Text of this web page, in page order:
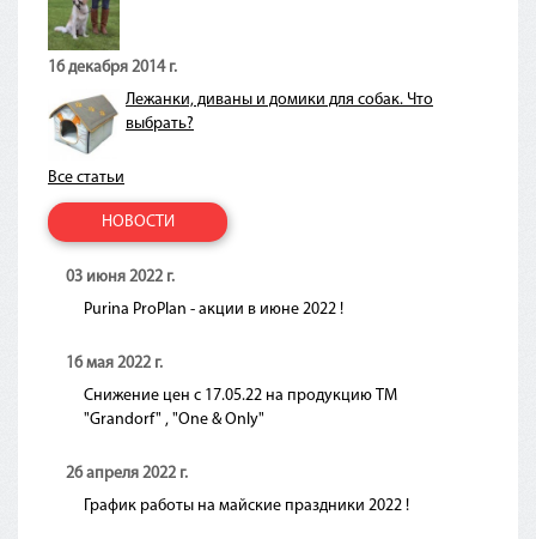
16 декабря 2014 г.
Лежанки, диваны и домики для собак. Что
выбрать?
Все статьи
НОВОСТИ
03 июня 2022 г.
Purina ProPlan - акции в июне 2022 !
16 мая 2022 г.
Снижение цен с 17.05.22 на продукцию ТМ
"Grandorf" , "One & Only"
26 апреля 2022 г.
График работы на майские праздники 2022 !